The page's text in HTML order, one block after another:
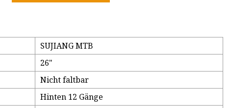
SUJIANG MTB
26"
Nicht faltbar
Hinten 12 Gänge